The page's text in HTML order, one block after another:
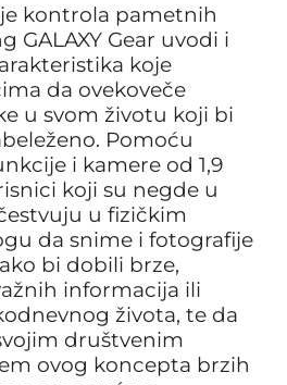
kontrola pametnih
GALAXY Gear uvodi i
koje
da ovekoveče
u svom životu koji bi
Pomoću
i kamere od 1,9
koji su negde u
u fizičkim
da snime i fotografije
bi dobili brze,
informacija ili
života, te da
društvenim
ovog koncepta brzih